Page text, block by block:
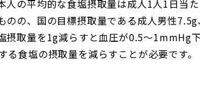
人の平均的な食塩摂取量は成人1人1日当
の、国の目標摂取量である成人男性
摂取量を1g減らすと血圧が0.5～1mmHg
食塩の摂取量を減らすことが必要です。